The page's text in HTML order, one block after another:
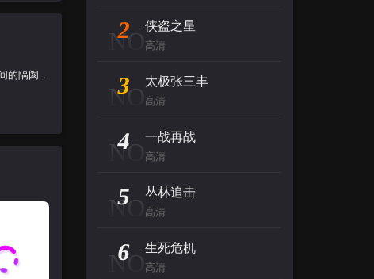
的隔阂，
NO
2 侠盗之星
高清
NO
3 太极张三丰
高清
NO
4 一战再战
高清
NO
5 丛林追击
高清
NO
6 生死危机
高清